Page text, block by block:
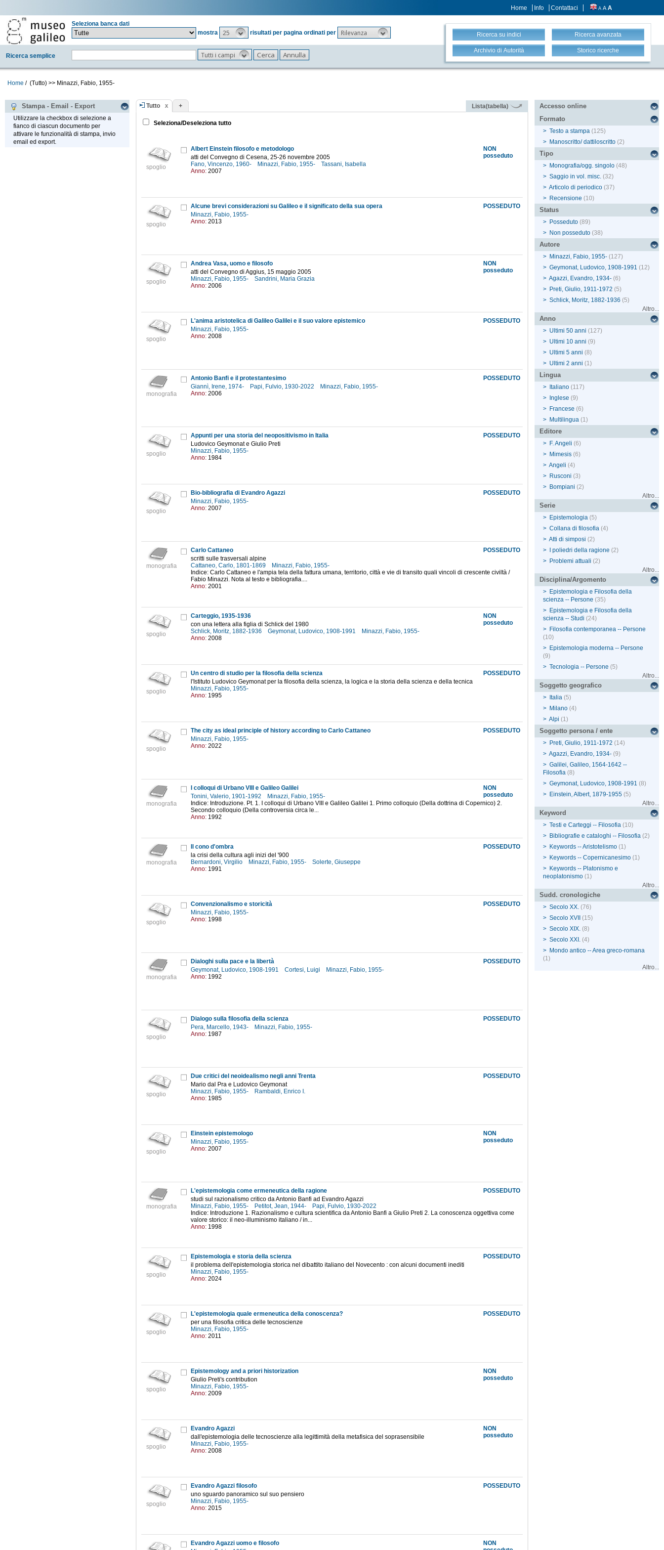
Home Info Contattaci A A A
Seleziona banca dati
mostra
25 risultati per pagina ordinati per Rilevanza
Ricerca semplice Tutti i campi
Ricerca su indici Ricerca avanzata
Archivio di Autorità Storico ricerche
Home / (Tutto) >> Minazzi, Fabio, 1955-
Stampa - Email - Export
Utilizzare la checkbox di selezione a
fianco di ciascun documento per
attivare le funzionalità di stampa, invio
email ed export.
Tutto + Lista(tabella)
Seleziona/Deseleziona tutto
spoglio
NON
posseduto
Albert Einstein filosofo e metodologo
atti del Convegno di Cesena, 25-26 novembre 2005
Fano, Vincenzo, 1960-
Minazzi, Fabio, 1955-
Tassani, Isabella
Anno: 2007
spoglio
POSSEDUTO
Alcune brevi considerazioni su Galileo e il significato della sua opera
Minazzi, Fabio, 1955-
Anno: 2013
spoglio
NON
posseduto
Andrea Vasa, uomo e filosofo
atti del Convegno di Aggius, 15 maggio 2005
Minazzi, Fabio, 1955-
Sandrini, Maria Grazia
Anno: 2006
spoglio
POSSEDUTO
L'anima aristotelica di Galileo Galilei e il suo valore epistemico
Minazzi, Fabio, 1955-
Anno: 2008
monografia
POSSEDUTO
Antonio Banfi e il protestantesimo
Giannì, Irene, 1974-
Papi, Fulvio, 1930-2022
Minazzi, Fabio, 1955-
Anno: 2006
spoglio
POSSEDUTO
Appunti per una storia del neopositivismo in Italia
Ludovico Geymonat e Giulio Preti
Minazzi, Fabio, 1955-
Anno: 1984
spoglio
POSSEDUTO
Bio-bibliografia di Evandro Agazzi
Minazzi, Fabio, 1955-
Anno: 2007
monografia
POSSEDUTO
Carlo Cattaneo
scritti sulle trasversali alpine
Cattaneo, Carlo, 1801-1869
Minazzi, Fabio, 1955-
Indice: Carlo Cattaneo e l'ampia tela della fattura umana, territorio, città e vie di transito quali vincoli di crescente civiltà /
Fabio Minazzi. Nota al testo e bibliografia....
Anno: 2001
spoglio
NON
posseduto
Carteggio, 1935-1936
con una lettera alla figlia di Schlick del 1980
Schlick, Moritz, 1882-1936
Geymonat, Ludovico, 1908-1991
Minazzi, Fabio, 1955-
Anno: 2008
spoglio
POSSEDUTO
Un centro di studio per la filosofia della scienza
l'Istituto Ludovico Geymonat per la filosofia della scienza, la logica e la storia della scienza e della tecnica
Minazzi, Fabio, 1955-
Anno: 1995
spoglio
POSSEDUTO
The city as ideal principle of history according to Carlo Cattaneo
Minazzi, Fabio, 1955-
Anno: 2022
monografia
NON
posseduto
I colloqui di Urbano VIII e Galileo Galilei
Tonini, Valerio, 1901-1992
Minazzi, Fabio, 1955-
Indice: Introduzione. Pt. 1. I colloqui di Urbano VIII e Galileo Galilei 1. Primo colloquio (Della dottrina di Copernico) 2.
Secondo colloquio (Della controversia circa le...
Anno: 1992
monografia
POSSEDUTO
Il cono d'ombra
la crisi della cultura agli inizi del '900
Bernardoni, Virgilio
Minazzi, Fabio, 1955-
Solerte, Giuseppe
Anno: 1991
spoglio
POSSEDUTO
Convenzionalismo e storicità
Minazzi, Fabio, 1955-
Anno: 1998
monografia
POSSEDUTO
Dialoghi sulla pace e la libertà
Geymonat, Ludovico, 1908-1991
Cortesi, Luigi
Minazzi, Fabio, 1955-
Anno: 1992
spoglio
POSSEDUTO
Dialogo sulla filosofia della scienza
Pera, Marcello, 1943-
Minazzi, Fabio, 1955-
Anno: 1987
spoglio
POSSEDUTO
Due critici del neoidealismo negli anni Trenta
Mario dal Pra e Ludovico Geymonat
Minazzi, Fabio, 1955-
Rambaldi, Enrico I.
Anno: 1985
spoglio
NON
posseduto
Einstein epistemologo
Minazzi, Fabio, 1955-
Anno: 2007
monografia
POSSEDUTO
L'epistemologia come ermeneutica della ragione
studi sul razionalismo critico da Antonio Banfi ad Evandro Agazzi
Minazzi, Fabio, 1955-
Petitot, Jean, 1944-
Papi, Fulvio, 1930-2022
Indice: Introduzione 1. Razionalismo e cultura scientifica da Antonio Banfi a Giulio Preti 2. La conoscenza oggettiva come
valore storico: il neo-illuminismo italiano / in...
Anno: 1998
spoglio
POSSEDUTO
Epistemologia e storia della scienza
il problema dell'epistemologia storica nel dibattito italiano del Novecento : con alcuni documenti inediti
Minazzi, Fabio, 1955-
Anno: 2024
spoglio
POSSEDUTO
L'epistemologia quale ermeneutica della conoscenza?
per una filosofia critica delle tecnoscienze
Minazzi, Fabio, 1955-
Anno: 2011
spoglio
NON
posseduto
Epistemology and a priori historization
Giulio Preti's contribution
Minazzi, Fabio, 1955-
Anno: 2009
spoglio
NON
posseduto
Evandro Agazzi
dall'epistemologia delle tecnoscienze alla legittimità della metafisica del soprasensibile
Minazzi, Fabio, 1955-
Anno: 2008
spoglio
POSSEDUTO
Evandro Agazzi filosofo
uno sguardo panoramico sul suo pensiero
Minazzi, Fabio, 1955-
Anno: 2015
NON
Evandro Agazzi uomo e filosofo
Accesso online
Formato
> Testo a stampa (125)
> Manoscritto/ dattiloscritto (2)
Tipo
> Monografia/ogg. singolo (48)
> Saggio in vol. misc. (32)
> Articolo di periodico (37)
> Recensione (10)
Status
> Posseduto (89)
> Non posseduto (38)
Autore
> Minazzi, Fabio, 1955- (127)
> Geymonat, Ludovico, 1908-1991 (12)
> Agazzi, Evandro, 1934- (6)
> Preti, Giulio, 1911-1972 (5)
> Schlick, Moritz, 1882-1936 (5)
Altro...
Anno
> Ultimi 50 anni (127)
> Ultimi 10 anni (9)
> Ultimi 5 anni (8)
> Ultimi 2 anni (1)
Lingua
> Italiano (117)
>
Inglese (9)
> Francese (6)
> Multilingua (1)
Editore
> F. Angeli (6)
> Mimesis (6)
> Angeli (4)
> Rusconi (3)
> Bompiani (2)
Altro...
Serie
> Epistemologia (5)
> Collana di filosofia (4)
> Atti di simposi (2)
>
I poliedri della ragione (2)
> Problemi attuali (2)
Altro...
Disciplina/Argomento
> Epistemologia e Filosofia della
scienza -- Persone (35)
> Epistemologia e Filosofia della
scienza -- Studi (24)
> Filosofia contemporanea -- Persone
(10)
> Epistemologia moderna -- Persone
(9)
> Tecnologia -- Persone (5)
Altro...
Soggetto geografico
> Italia (5)
> Milano (4)
> Alpi (1)
Soggetto persona / ente
> Preti, Giulio, 1911-1972 (14)
> Agazzi, Evandro, 1934- (9)
> Galilei, Galileo, 1564-1642 --
Filosofia (8)
> Geymonat, Ludovico, 1908-1991 (8)
> Einstein, Albert, 1879-1955 (5)
Altro...
Keyword
> Testi e Carteggi -- Filosofia (10)
> Bibliografie e cataloghi -- Filosofia (2)
> Keywords -- Aristotelismo (1)
> Keywords -- Copernicanesimo (1)
> Keywords -- Platonismo e
neoplatonismo (1)
Altro...
Sudd. cronologiche
> Secolo XX. (76)
> Secolo XVII
(15)
> Secolo XIX. (8)
> Secolo XXI. (4)
> Mondo antico -- Area greco-romana
(1)
Altro...